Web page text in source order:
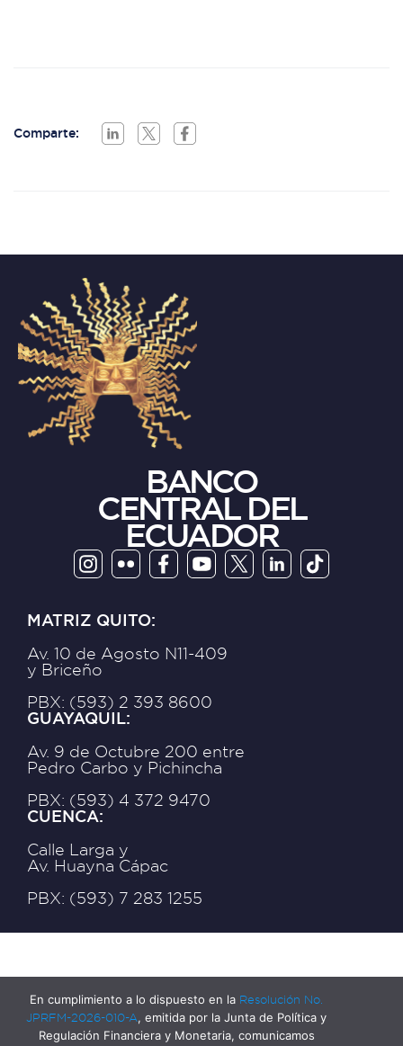
Comparte:
BANCO
CENTRAL DEL
ECUADOR
MATRIZ QUITO:
Av. 10 de Agosto N11-409
y Briceño
PBX: (593) 2 393 8600
GUAYAQUIL:
Av. 9 de Octubre 200 entre
Pedro Carbo y Pichincha
PBX: (593) 4 372 9470
CUENCA:
Calle Larga y
Av. Huayna Cápac
PBX: (593) 7 283 1255
En cumplimiento a lo dispuesto en la Resolución No.
JPRFM-2026-010-A, emitida por la Junta de Política y
Regulación Financiera y Monetaria, comunicamos